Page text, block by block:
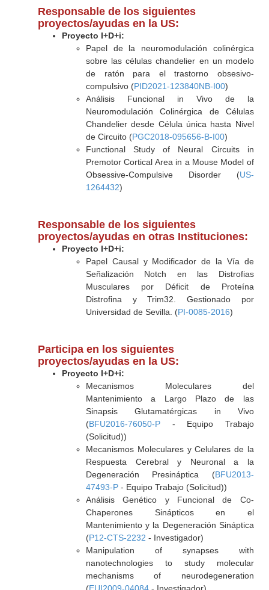
Responsable de los siguientes
proyectos/ayudas en la US:
Proyecto I+D+i:
Papel de la neuromodulación colinérgica
sobre las células chandelier en un modelo
de ratón para el trastorno obsesivo-
compulsivo (PID2021-123840NB-I00)
Análisis Funcional in Vivo de la
Neuromodulación Colinérgica de Células
Chandelier desde Célula única hasta Nivel
de Circuito (PGC2018-095656-B-I00)
Functional Study of Neural Circuits in
Premotor Cortical Area in a Mouse Model of
Obsessive-Compulsive Disorder (US-
1264432)
Responsable de los siguientes
proyectos/ayudas en otras Instituciones:
Proyecto I+D+i:
Papel Causal y Modificador de la Vía de
Señalización Notch en las Distrofias
Musculares por Déficit de Proteína
Distrofina y Trim32. Gestionado por
Universidad de Sevilla. (PI-0085-2016)
Participa en los siguientes
proyectos/ayudas en la US:
Proyecto I+D+i:
Mecanismos Moleculares del
Mantenimiento a Largo Plazo de las
Sinapsis Glutamatérgicas in Vivo
(BFU2016-76050-P- Equipo Trabajo
(Solicitud))
Mecanismos Moleculares y Celulares de la
Respuesta Cerebral y Neuronal a la
Degeneración Presináptica (BFU2013-
47493-P- Equipo Trabajo (Solicitud))
Análisis Genético y Funcional de Co-
Chaperones Sinápticos en el
Mantenimiento y la Degeneración Sináptica
(P12-CTS-2232 - Investigador)
Manipulation of synapses with
nanotechnologies to study molecular
mechanisms of neurodegeneration